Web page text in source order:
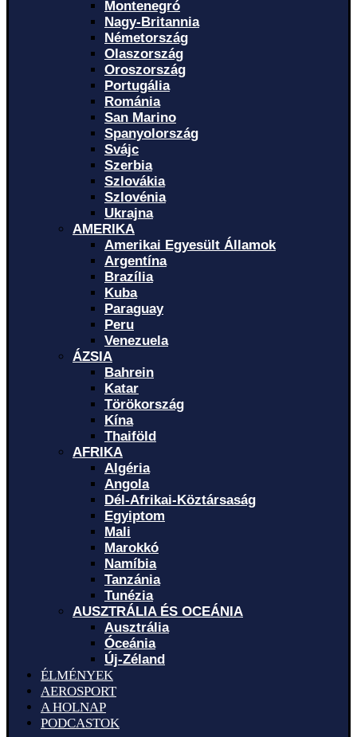
Montenegró
Nagy-Britannia
Németország
Olaszország
Oroszország
Portugália
Románia
San Marino
Spanyolország
Svájc
Szerbia
Szlovákia
Szlovénia
Ukrajna
AMERIKA
Amerikai Egyesült Államok
Argentína
Brazília
Kuba
Paraguay
Peru
Venezuela
ÁZSIA
Bahrein
Katar
Törökország
Kína
Thaiföld
AFRIKA
Algéria
Angola
Dél-Afrikai-Köztársaság
Egyiptom
Mali
Marokkó
Namíbia
Tanzánia
Tunézia
AUSZTRÁLIA ÉS OCEÁNIA
Ausztrália
Óceánia
Új-Zéland
ÉLMÉNYEK
AEROSPORT
A HOLNAP
PODCASTOK